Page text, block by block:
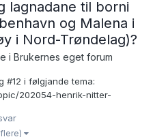
lagnadane til borni
og Malena i
i Nord-Trøndelag)?
i Brukernes eget forum
#12 i følgjande tema:
202054-henrik-nitter-
lardal-gloppen-og-vik-